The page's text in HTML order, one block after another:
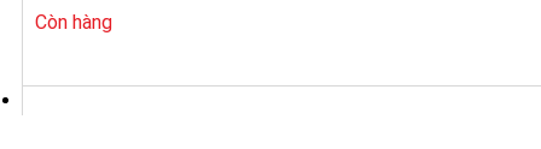
1.736.000₫.
Còn hàng